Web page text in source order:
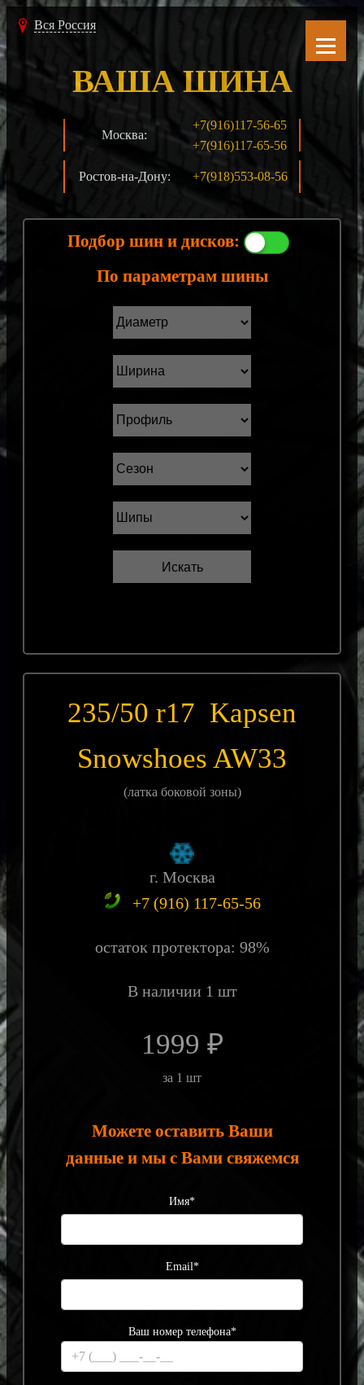
Вся Россия
Москва:
+7(916)117-56-65
+7(916)117-65-56
Ростов-на-Дону: +7(918)553-08-56
ВАША ШИНА
Подбор шин и дисков:
По параметрам шины
235/50 r17 Kapsen
Snowshoes AW33
(латка боковой зоны)
г. Москва
+7 (916) 117-65-56
остаток протектора: 98%
В наличии 1 шт
1999 ₽
за 1 шт
Можете оставить Ваши
данные и мы с Вами свяжемся
Имя*
Email*
Ваш номер телефона*